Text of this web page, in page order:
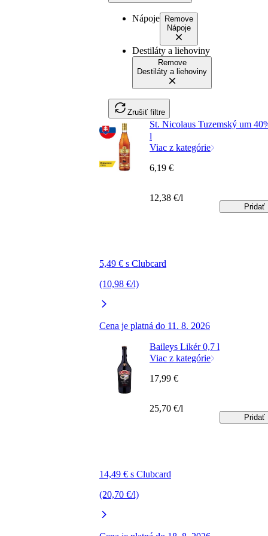
Nápoje Remove
Nápoje
Destiláty a liehoviny
Remove
Destiláty a liehoviny
Zrušiť filtre
St. Nicolaus Tuzemský um
l
Viac z kategórie
5,49 € s Clubcard
(10,98 €/l)
Cena je platná do 11. 8. 2026
6,19 €
12,38 €/l
Pridať
Baileys Likér 0,7 l
Viac z kategórie
14,49 € s Clubcard
(20,70 €/l)
17,99 €
25,70 €/l
Pridať